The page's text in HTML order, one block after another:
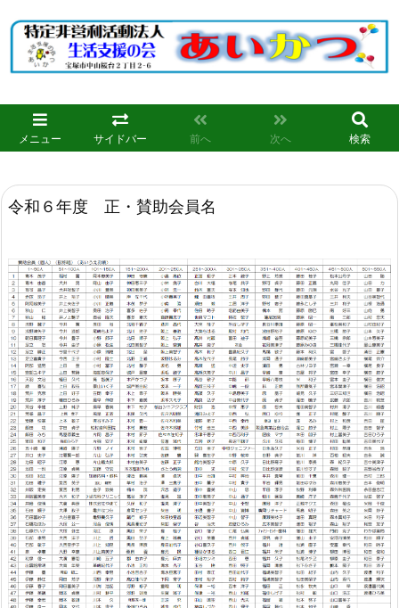
メニュー サイドバー 前へ 次へ 検索
令和６年度 正・賛助会員名